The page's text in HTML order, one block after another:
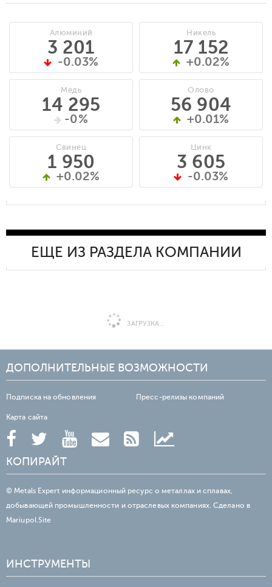
Алюминий
3 201
-0.03%
Медь
14 295
-0%
Свинец
1 950
+0.02%
Никель
17 152
+0.02%
Олово
56 904
+0.01%
Цинк
3 605
-0.03%
ЕЩЕ ИЗ РАЗДЕЛА КОМПАНИИ
ЗАГРУЗКА...
ДОПОЛНИТЕЛЬНЫЕ ВОЗМОЖНОСТИ
Подписка на обновления Пресс-релизы компаний
Карта сайта
КОПИРАЙТ
© Metals Expert информационный ресурс о металлах и сплавах,
добывающей промышленности и отраслевых компаниях. Сделано в
Mariupol.Site
ИНСТРУМЕНТЫ